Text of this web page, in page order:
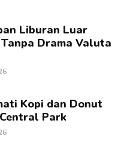
Liburan Luar
Drama Valuta
Kopi dan Donut
Park